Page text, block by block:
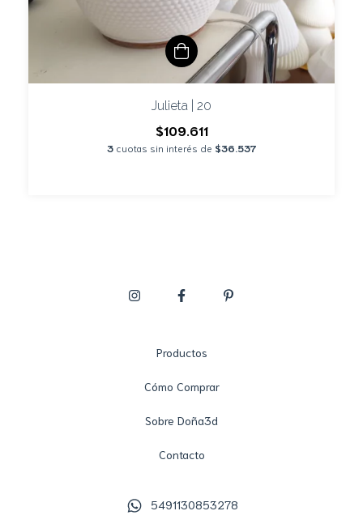
Julieta | 20
$109.611
3 cuotas sin interés de $36.537
Productos
Cómo Comprar
Sobre Doña3d
Contacto
5491130853278